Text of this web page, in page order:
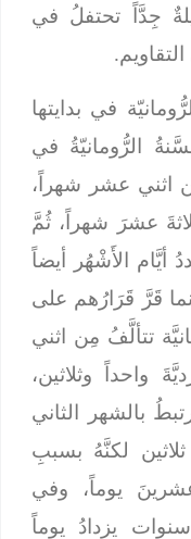
جِدَّاً تحتفلُ في
في بدايتها
الرُّومانيّةُ في
اثني عشر شهراً،
عشرَ شهراً، ثُمَّ
الأَشْهُر أيضاً
قَرَّ قَرَارُهم على
تتألَّفُ مِن اثني
واحداً وثلاثين،
بالشهر الثاني
لكنَّهُ بسببِ
يوماً، وفي
يزدادُ يوماً